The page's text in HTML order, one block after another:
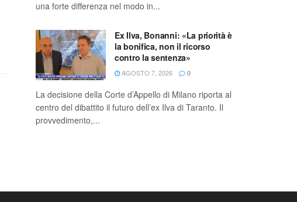
una forte differenza nel modo in...
Ex Ilva, Bonanni: «La priorità è
la bonifica, non il ricorso
contro la sentenza»
AGOSTO 7, 2026 0
La decisione della Corte d’Appello di Milano riporta al
centro del dibattito il futuro dell’ex Ilva di Taranto. Il
provvedimento,...